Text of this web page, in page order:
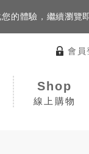
的體驗，繼續瀏覽
會員
Shop
線上購物